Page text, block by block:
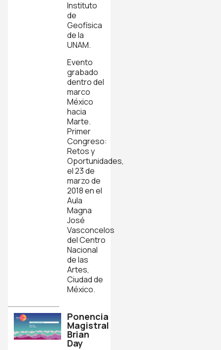
Instituto
de
Geofísica
de la
UNAM.
Evento
grabado
dentro del
marco
México
hacia
Marte.
Primer
Congreso:
Retos y
Oportunidades,
el 23 de
marzo de
2018 en el
Aula
Magna
José
Vasconcelos
del Centro
Nacional
de las
Artes,
Ciudad de
México.
Ponencia
Magistral
Brian
Day